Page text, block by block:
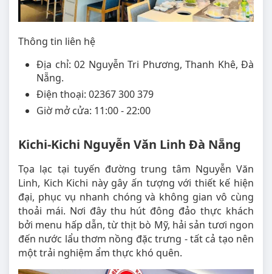
Thông tin liên hệ
Địa chỉ: 02 Nguyễn Tri Phương, Thanh Khê, Đà
Nẵng.
Điện thoại: 02367 300 379
Giờ mở cửa: 11:00 - 22:00
Kichi-Kichi Nguyễn Văn Linh Đà Nẵng
Tọa lạc tại tuyến đường trung tâm Nguyễn Văn
Linh, Kich Kichi này gây ấn tượng với thiết kế hiện
đại, phục vụ nhanh chóng và không gian vô cùng
thoải mái. Nơi đây thu hút đông đảo thực khách
bởi menu hấp dẫn, từ thịt bò Mỹ, hải sản tươi ngon
đến nước lẩu thơm nồng đặc trưng - tất cả tạo nên
một trải nghiệm ẩm thực khó quên.